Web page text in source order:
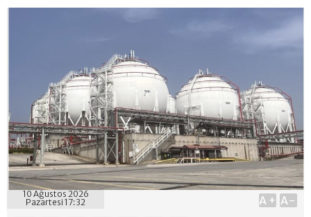
10 Ağustos 2026
Pazartesi 17:32
A+ A-